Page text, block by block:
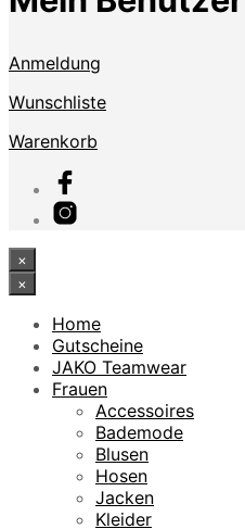
Anmeldung
Wunschliste
Warenkorb
×
×
Home
Gutscheine
JAKO Teamwear
Frauen
Accessoires
Bademode
Blusen
Hosen
Jacken
Kleider